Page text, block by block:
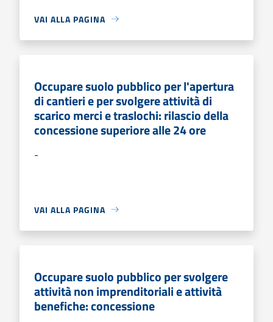
VAI ALLA PAGINA
Occupare suolo pubblico per l'apertura
di cantieri e per svolgere attività di
scarico merci e traslochi: rilascio della
concessione superiore alle 24 ore
-
VAI ALLA PAGINA
Occupare suolo pubblico per svolgere
attività non imprenditoriali e attività
benefiche: concessione